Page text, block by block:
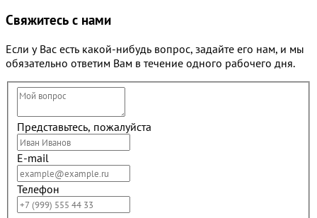
Свяжитесь с нами
Если у Вас есть какой-нибудь вопрос, задайте его нам, и мы
обязательно ответим Вам в течение одного рабочего дня.
Представьтесь, пожалуйста
E-mail
Телефон